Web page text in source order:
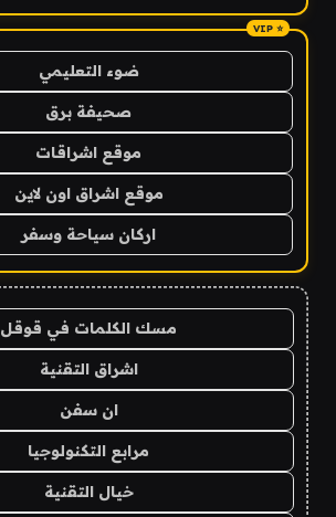
ضوء التعليمي
صحيفة برق
موقع اشراقات
موقع اشراق اون لاين
اركان سياحة وسفر
مسك الكلمات في قوقل
اشراق التقنية
ان سفن
مرابع التكنولوجيا
خيال التقنية